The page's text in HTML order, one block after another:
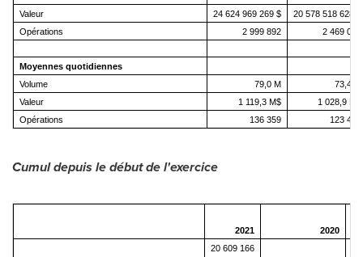
Valeur
24 624 969 269 $
20 578 518 628 $
Opérations
2 999 892 2 469 067
Moyennes quotidiennes
Volume
79,0 M
73,4 M
Valeur
1 119,3 M$
1 028,9 M$
Opérations
136 359 123 453
Cumul depuis le début de l'exercice
2021 2020
20 609 166